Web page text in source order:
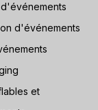
d'événements
et